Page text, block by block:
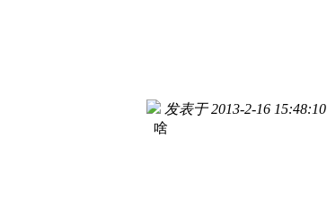
发表于 2013-2-16 15:48:10
啥